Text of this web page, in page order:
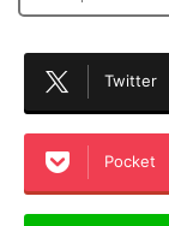
Twitter
Pocket